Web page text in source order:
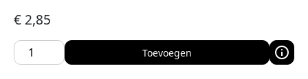
€ 2,85
Toevoegen